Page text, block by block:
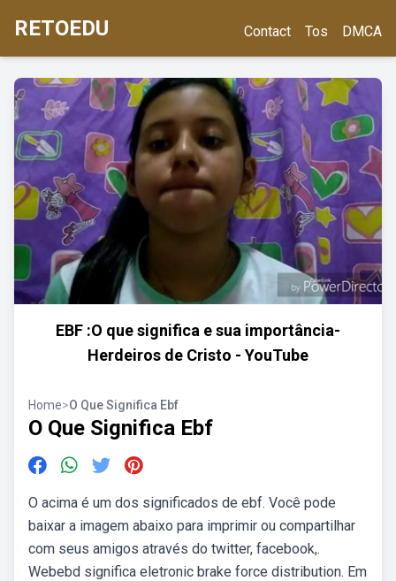
RETOEDU Contact Tos DMCA
EBF :O que significa e sua importância-
Herdeiros de Cristo - YouTube
Home>O Que Significa Ebf
O Que Significa Ebf
O acima é um dos significados de ebf. Você pode
baixar a imagem abaixo para imprimir ou compartilhar
com seus amigos através do twitter, facebook,.
Webebd significa eletronic brake force distribution. Em